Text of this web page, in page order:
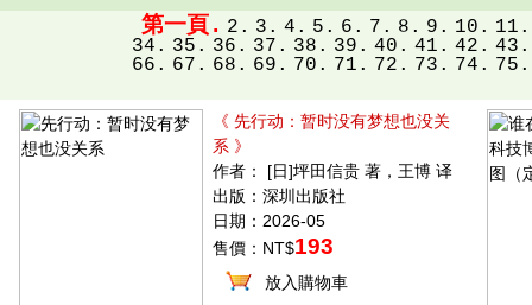
第一頁. 2. 3. 4. 5. 6. 7. 8. 9. 10. 11.
34. 35. 36. 37. 38. 39. 40. 41. 42. 43.
66. 67. 68. 69. 70. 71. 72. 73. 74. 75.
《 先行动：暂时没有梦想也没关
系 》
作者： [日]坪田信贵 著，王博 译
出版：深圳出版社
日期：2026-05
售價：NT$193
放入購物車